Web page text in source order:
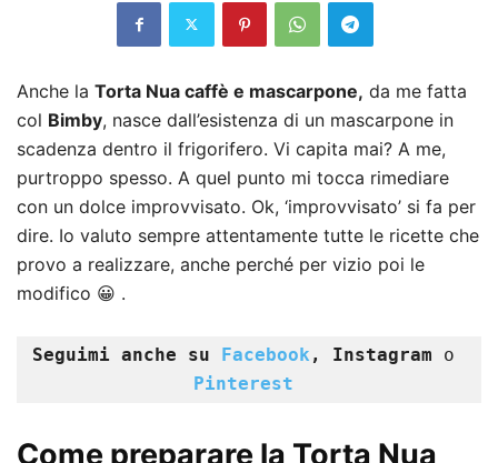
Anche la Torta Nua caffè e mascarpone, da me fatta
col Bimby, nasce dall’esistenza di un mascarpone in
scadenza dentro il frigorifero. Vi capita mai? A me,
purtroppo spesso. A quel punto mi tocca rimediare
con un dolce improvvisato. Ok, ‘improvvisato’ si fa per
dire. Io valuto sempre attentamente tutte le ricette che
provo a realizzare, anche perché per vizio poi le
modifico 😀 .
Seguimi anche su Facebook , Instagram
Pinterest
Come preparare la Torta Nua